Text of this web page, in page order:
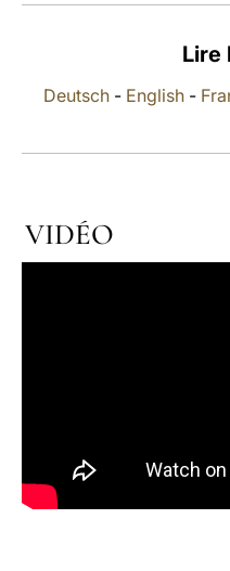
Lire
Deutsch - English -
VIDÉO